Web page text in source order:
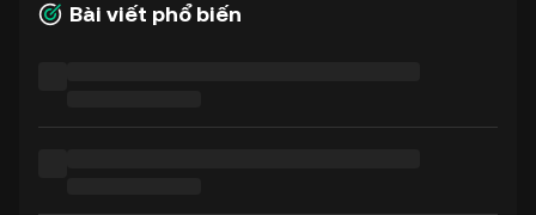
Bài viết phổ biến